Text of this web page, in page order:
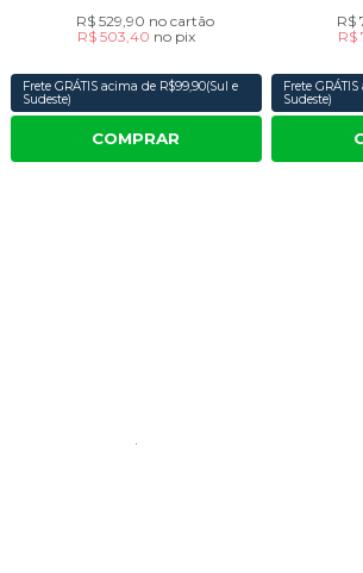
R$ 529,90 no cartão
R$ 503,40 no pix
Frete GRÁTIS acima de R$99,90(Sul e
Sudeste)
COMPRAR
R$
R$
Frete
Sudeste)